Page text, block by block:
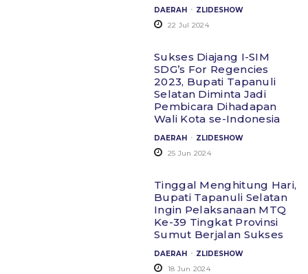
DAERAH . ZLIDESHOW
22 Jul 2024
Sukses Diajang I-SIM
SDG’s For Regencies
2023, Bupati Tapanuli
Selatan Diminta Jadi
Pembicara Dihadapan
Wali Kota se-Indonesia
DAERAH . ZLIDESHOW
25 Jun 2024
Tinggal Menghitung Hari,
Bupati Tapanuli Selatan
Ingin Pelaksanaan MTQ
Ke-39 Tingkat Provinsi
Sumut Berjalan Sukses
DAERAH . ZLIDESHOW
18 Jun 2024